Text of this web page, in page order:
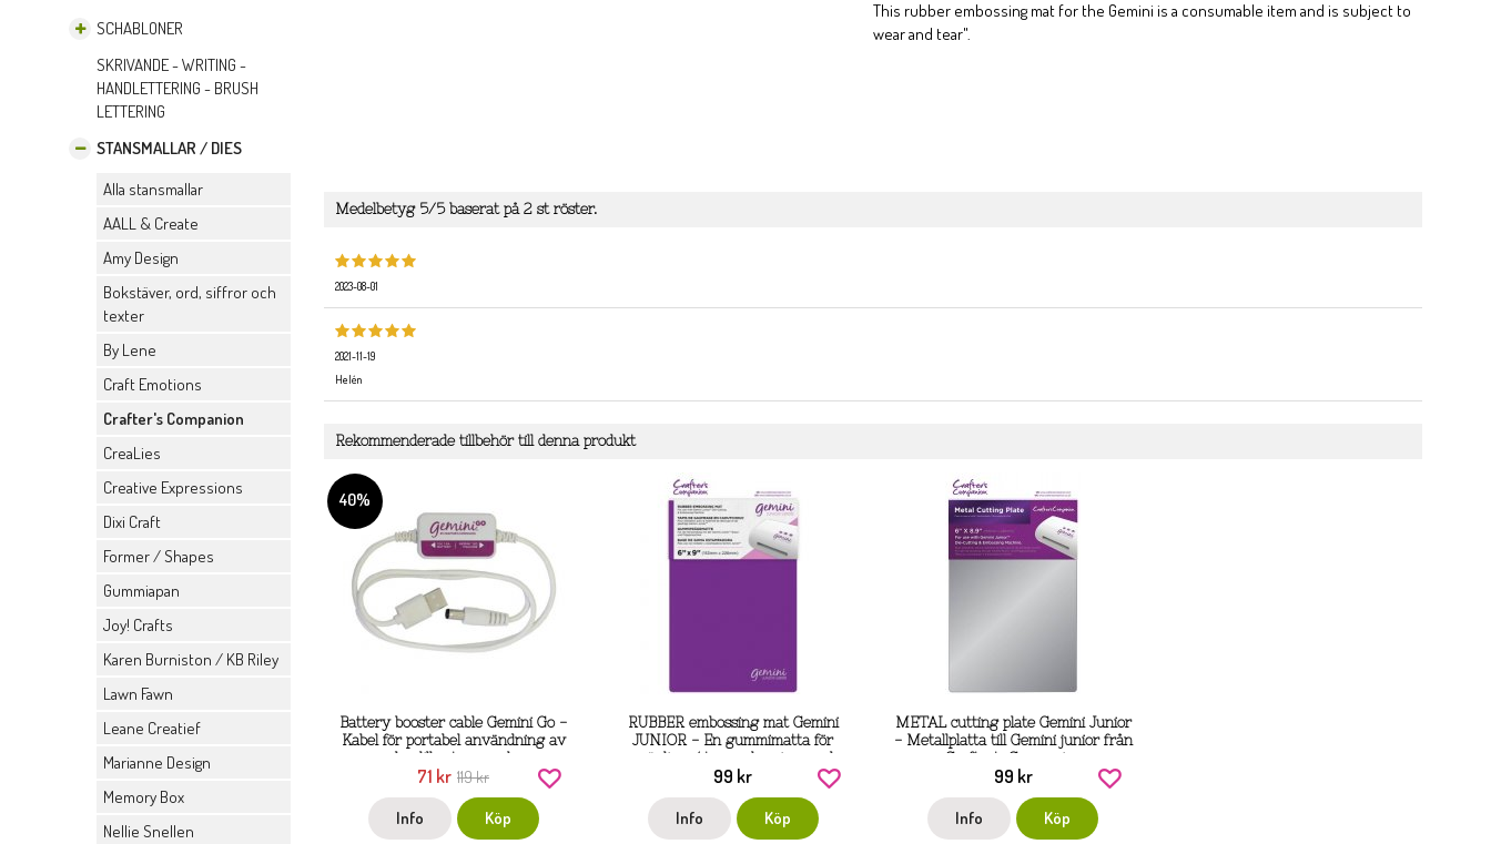
SCHABLONER
SKRIVANDE - WRITING -
HANDLETTERING - BRUSH
LETTERING
STANSMALLAR / DIES
Alla stansmallar
AALL & Create
Amy Design
Bokstäver, ord, siffror och
texter
By Lene
Craft Emotions
Crafter's Companion
CreaLies
Creative Expressions
Dixi Craft
Former / Shapes
Gummiapan
Joy! Crafts
Karen Burniston / KB Riley
Lawn Fawn
Leane Creatief
Marianne Design
Memory Box
Nellie Snellen
This rubber embossing mat for the Gemini is a consumable item and is subject to
wear and tear".
Medelbetyg 5/5 baserat på 2 st röster.
2023-08-01
2021-11-19
Helén
Rekommenderade tillbehör till denna produkt
40%
Battery booster cable Gemini Go -
Kabel för portabel användning av
den lilla stans- och
embossingmaskinen från Crafter's
compani
71 kr 119 kr
Info Köp
RUBBER embossing mat Gemini
JUNIOR - En gummimatta för
prägling / torrembossing med
Gemini Junior från Crafter's
Companion
99 kr
Info Köp
METAL cutting plate Gemini Junior
- Metallplatta till Gemini junior från
Crafter's Companion
99 kr
Info Köp